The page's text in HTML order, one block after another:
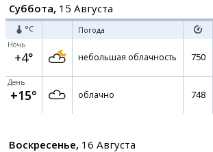
Суббота, 15 Августа
°C Погода
Ночь
+4° небольшая облачность 750
День
+15° облачно 748
Воскресенье, 16 Августа